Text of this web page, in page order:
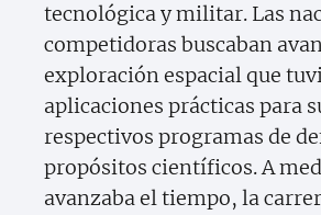
tecnológica y militar. Las
competidoras buscaban
exploración espacial que
aplicaciones prácticas para
respectivos programas de
propósitos científicos. A
avanzaba el tiempo, la